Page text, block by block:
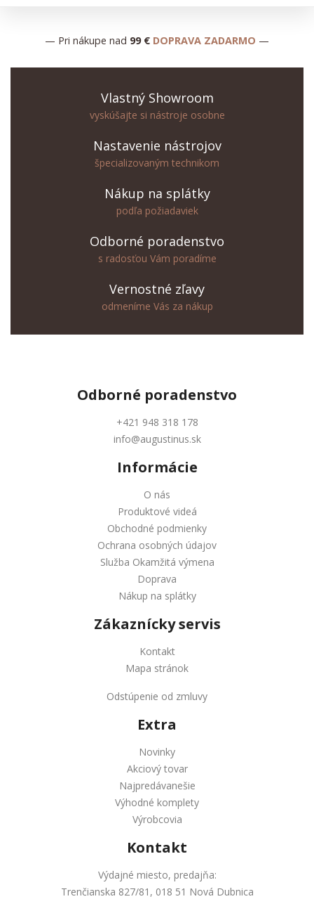
— Pri nákupe nad 99 € DOPRAVA ZADARMO —
Vlastný Showroom
vyskúšajte si nástroje osobne
Nastavenie nástrojov
špecializovaným technikom
Nákup na splátky
podľa požiadaviek
Odborné poradenstvo
s radosťou Vám poradíme
Vernostné zľavy
odmeníme Vás za nákup
Odborné poradenstvo
+421 948 318 178
info@augustinus.sk
Informácie
O nás
Produktové videá
Obchodné podmienky
Ochrana osobných údajov
Služba Okamžitá výmena
Doprava
Nákup na splátky
Zákaznícky servis
Kontakt
Mapa stránok
Odstúpenie od zmluvy
Extra
Novinky
Akciový tovar
Najpredávanešie
Výhodné komplety
Výrobcovia
Kontakt
Výdajné miesto, predajňa:
Trenčianska 827/81, 018 51 Nová Dubnica